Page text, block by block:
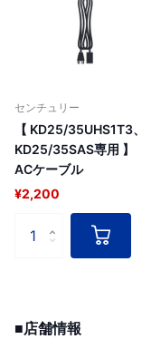
センチュリー
【 KD25/35UHS1T3、
KD25/35SAS専用 】
ACケーブル
¥2,200
■店舗情報